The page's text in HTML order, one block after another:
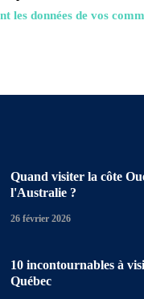
les données de vos
Quand visiter la côte
l'Australie ?
26 février 2026
10 incontournables à
Québec